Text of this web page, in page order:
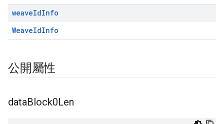
weaveIdInfo
WeaveIdInfo
公開屬性
dataBlock0Len